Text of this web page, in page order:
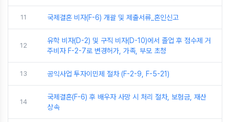
11 국제결혼 비자(F-6) 개괄 및 제출서류_혼인신고
12
유학 비자(D-2) 및 구직 비자(D-10)에서 졸업 후 점수제 거
주비자 F-2-7로 변경허가, 가족, 부모 초청
13 공익사업 투자이민제 절차 (F-2-9, F-5-21)
14
국제결혼(F-6) 후 배우자 사망 시 처리 절차, 보험금, 재산
상속